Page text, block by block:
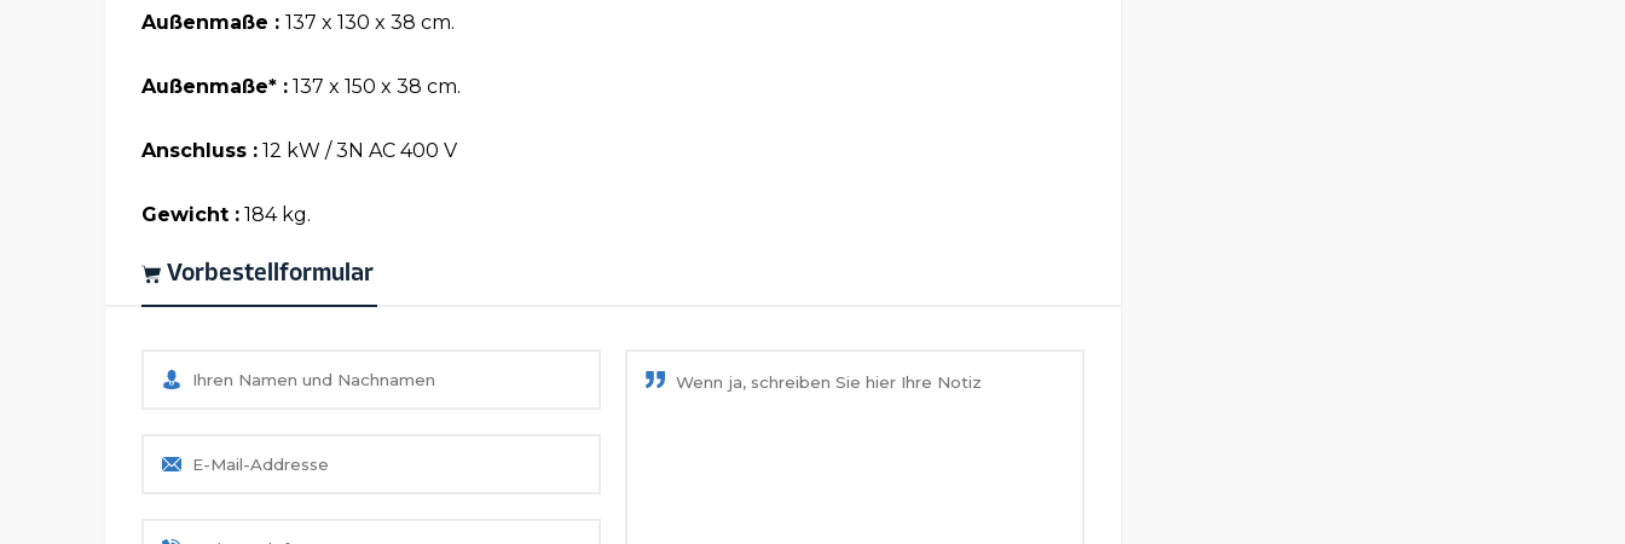
Außenmaße : 137 x 130 x 38 cm.
Außenmaße* : 137 x 150 x 38 cm.
Anschluss : 12 kW / 3N AC 400 V
Gewicht : 184 kg.
Vorbestellformular